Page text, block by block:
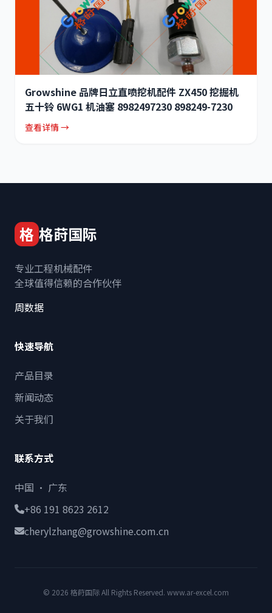
Growshine 品牌日立直喷挖机配件 ZX450 挖掘机
五十铃 6WG1 机油塞 8982497230 898249-7230
查看详情 →
格 格莳国际
专业工程机械配件
全球值得信赖的合作伙伴
周数据
快速导航
产品目录
新闻动态
关于我们
联系方式
中国 · 广东
+86 191 8623 2612
cherylzhang@growshine.com.cn
© 2026 格莳国际 All Rights Reserved. www.ar-excel.com